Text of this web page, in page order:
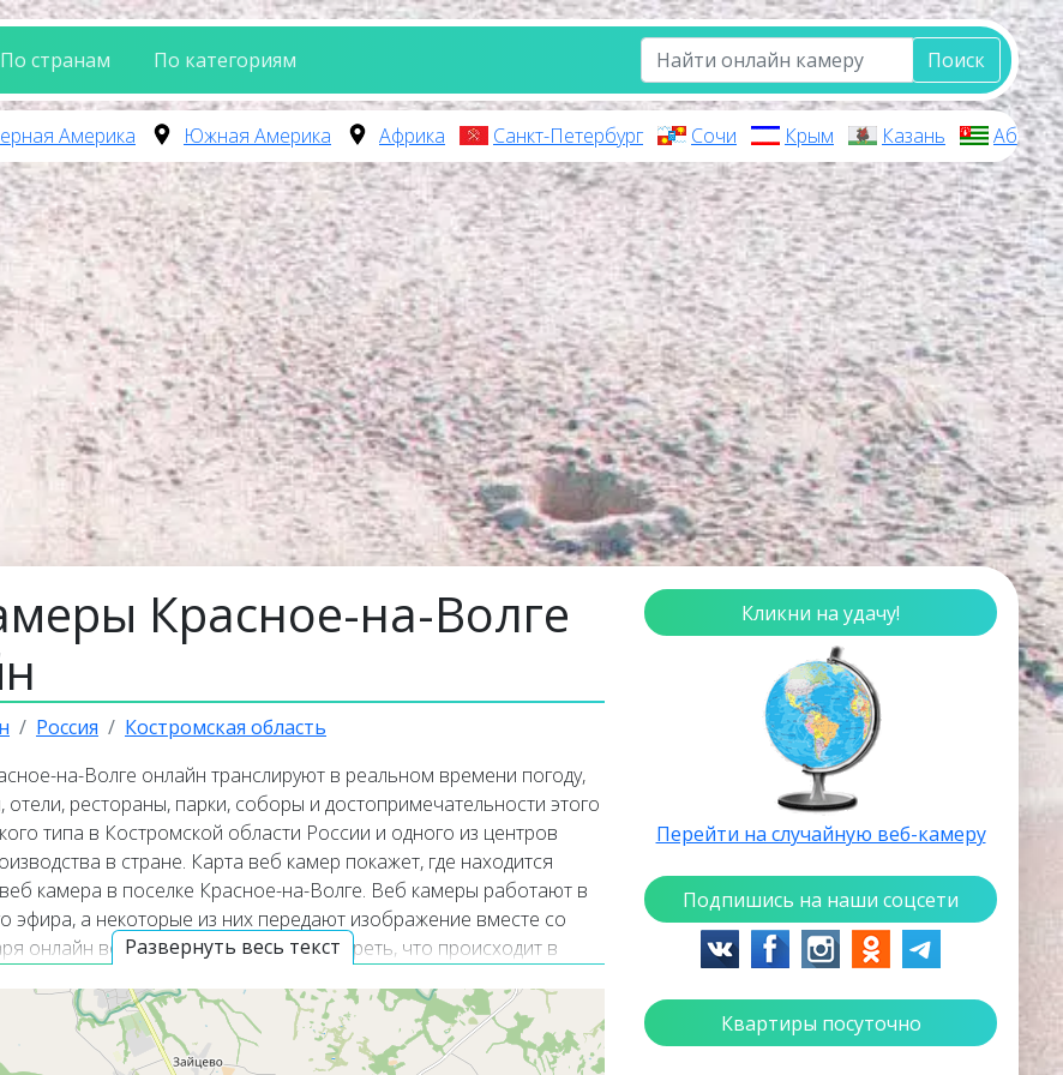
По странам По категориям Поиск
Америка Южная Америка Африка Санкт-Петербург Сочи Крым Казань
Красное-на-Волге
Россия Костромская область
Развернуть весь текст
на-Волге онлайн транслируют в реальном времени погоду,
рестораны, парки, соборы и достопримечательности этого
типа в Костромской области России и одного из центров
в стране. Карта веб камер покажет, где находится
камера в поселке Красное-на-Волге. Веб камеры работают в
эфира, а некоторые из них передают изображение вместе со
онлайн веб-камерам можно посмотреть, что происходит в
Кликни на удачу!
Перейти на случайную веб-камеру
Подпишись на наши соцсети
Квартиры посуточно